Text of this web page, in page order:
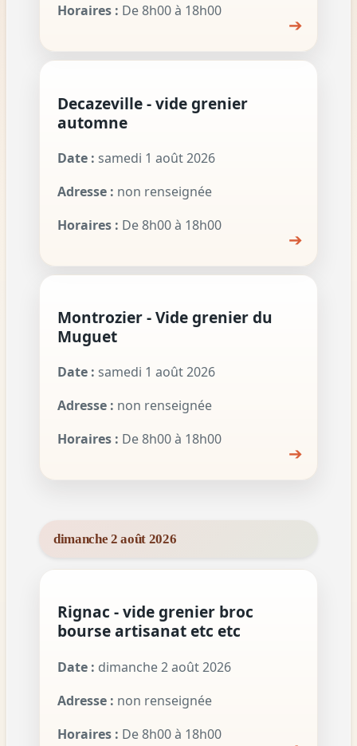
Horaires : De 8h00 à 18h00
➔
Decazeville - vide grenier
automne
Date : samedi 1 août 2026
Adresse : non renseignée
Horaires : De 8h00 à 18h00
➔
Montrozier - Vide grenier du
Muguet
Date : samedi 1 août 2026
Adresse : non renseignée
Horaires : De 8h00 à 18h00
➔
dimanche 2 août 2026
Rignac - vide grenier broc
bourse artisanat etc etc
Date : dimanche 2 août 2026
Adresse : non renseignée
Horaires : De 8h00 à 18h00